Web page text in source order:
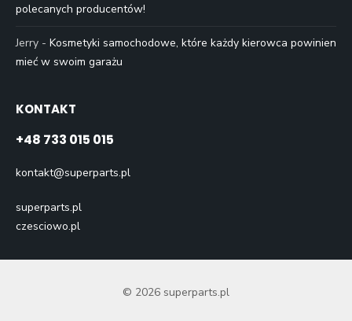
polecanych producentów!
Jerry - Kosmetyki samochodowe, które każdy kierowca powinien
mieć w swoim garażu
KONTAKT
+48 733 015 015
kontakt@superparts.pl
superparts.pl
czesciowo.pl
© 2026 superparts.pl